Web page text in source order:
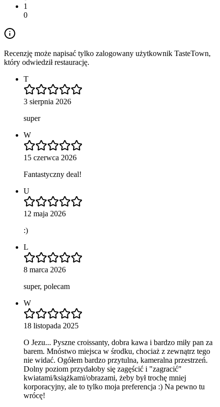
1
0
Recenzję może napisać tylko zalogowany użytkownik TasteTown,
który odwiedził restaurację.
T
3 sierpnia 2026
super
W
15 czerwca 2026
Fantastyczny deal!
U
12 maja 2026
:)
L
8 marca 2026
super, polecam
W
18 listopada 2025
O Jezu... Pyszne croissanty, dobra kawa i bardzo miły pan za
barem. Mnóstwo miejsca w środku, chociaż z zewnątrz tego
nie widać. Ogółem bardzo przytulna, kameralna przestrzeń.
Dolny poziom przydałoby się zagęścić i "zagracić"
kwiatami/książkami/obrazami, żeby był trochę mniej
korporacyjny, ale to tylko moja preferencja :) Na pewno tu
wrócę!